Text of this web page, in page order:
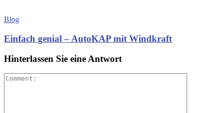
Blog
Einfach genial – AutoKAP mit Windkraft
Hinterlassen Sie eine Antwort